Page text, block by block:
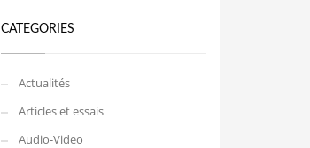
CATEGORIES
Actualités
Articles et essais
Audio-Video